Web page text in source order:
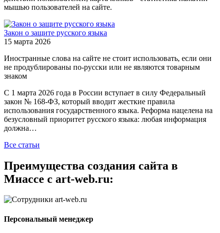
мышью пользователей на сайте.
Закон о защите русского языка
15 марта 2026
Иностранные слова на сайте не стоит использовать, если они
не продублированы по-русски или не являются товарным
знаком
С 1 марта 2026 года в России вступает в силу Федеральный
закон № 168-ФЗ, который вводит жесткие правила
использования государственного языка. Реформа нацелена на
безусловный приоритет русского языка: любая информация
должна…
Все статьи
Преимущества создания сайта в
Миассе с art-web.ru:
Персональный менеджер